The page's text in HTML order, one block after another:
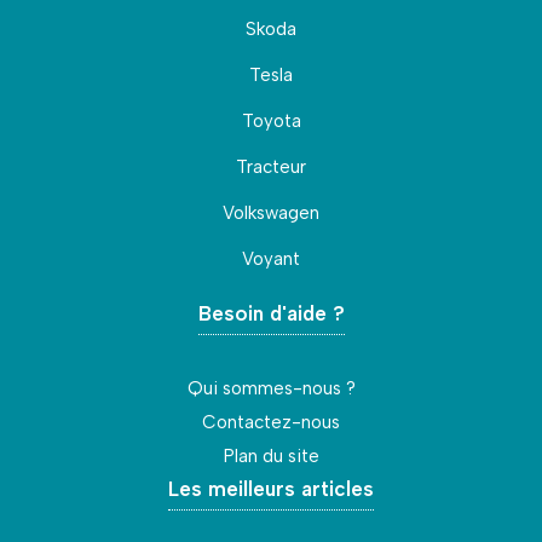
Skoda
Tesla
Toyota
Tracteur
Volkswagen
Voyant
Besoin d'aide ?
Qui sommes-nous ?
Contactez-nous
Plan du site
Les meilleurs articles